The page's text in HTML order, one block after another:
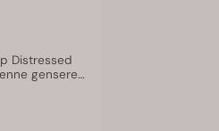
genseren
formede